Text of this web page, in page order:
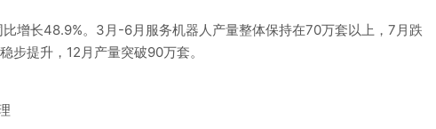
增长48.9%。3月-6月服务机器人产量整体保持在70万套以上，7月跌
步提升，12月产量突破90万套。